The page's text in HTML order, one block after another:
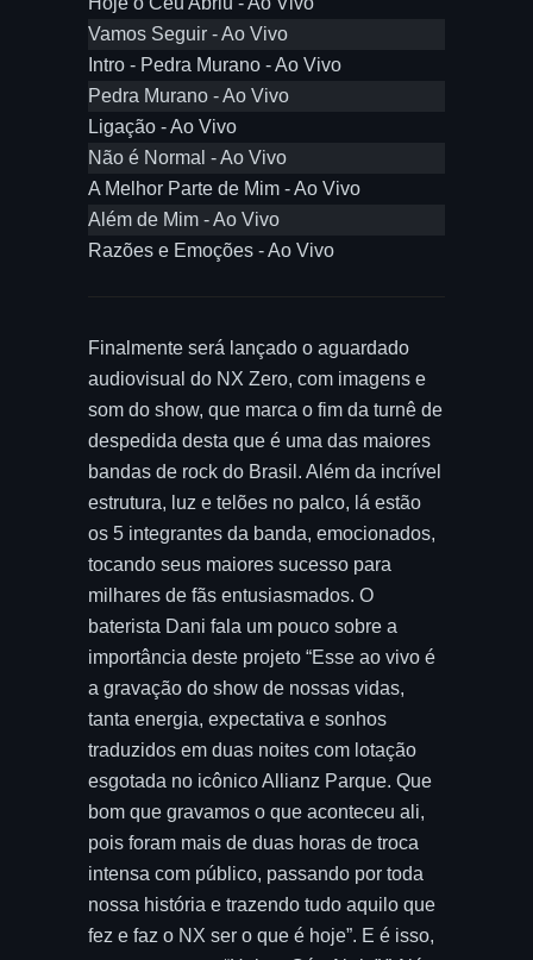
Vamos Seguir - Ao Vivo
Intro - Pedra Murano - Ao Vivo
Pedra Murano - Ao Vivo
Ligação - Ao Vivo
Não é Normal - Ao Vivo
A Melhor Parte de Mim - Ao Vivo
Além de Mim - Ao Vivo
Razões e Emoções - Ao Vivo
Finalmente será lançado o aguardado
audiovisual do NX Zero, com imagens e
som do show, que marca o fim da turnê de
despedida desta que é uma das maiores
bandas de rock do Brasil. Além da incrível
estrutura, luz e telões no palco, lá estão
os 5 integrantes da banda, emocionados,
tocando seus maiores sucesso para
milhares de fãs entusiasmados. O
baterista Dani fala um pouco sobre a
importância deste projeto “Esse ao vivo é
a gravação do show de nossas vidas,
tanta energia, expectativa e sonhos
traduzidos em duas noites com lotação
esgotada no icônico Allianz Parque. Que
bom que gravamos o que aconteceu ali,
pois foram mais de duas horas de troca
intensa com público, passando por toda
nossa história e trazendo tudo aquilo que
fez e faz o NX ser o que é hoje”. E é isso,